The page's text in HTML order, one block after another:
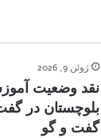
ژوئن 9, 2026
نقد وضعیت
بلوچستان در
گفت و گو